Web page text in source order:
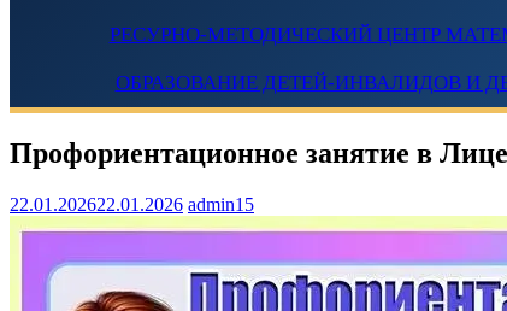
РЕСУРНО-МЕТОДИЧЕСКИЙ ЦЕНТР
ОБРАЗОВАНИЕ ДЕТЕЙ-ИНВАЛИДОВ И
Профориентационное занятие в
22.01.202622.01.2026 admin15